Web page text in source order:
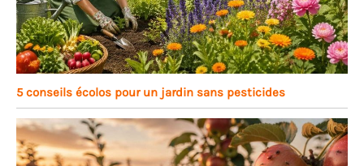
5 conseils écolos pour un jardin sans pesticides